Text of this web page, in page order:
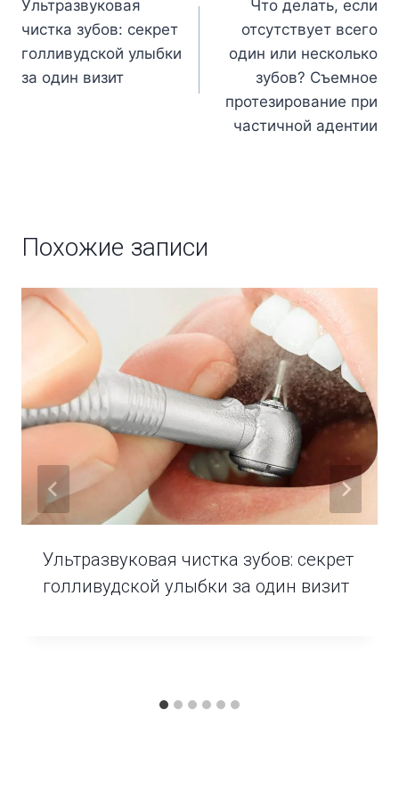
Ультразвуковая
чистка зубов: секрет
голливудской улыбки
за один визит
Что делать, если
отсутствует всего
один или несколько
зубов? Съемное
протезирование при
частичной адентии
Похожие записи
Ультразвуковая чистка зубов: секрет
голливудской улыбки за один визит